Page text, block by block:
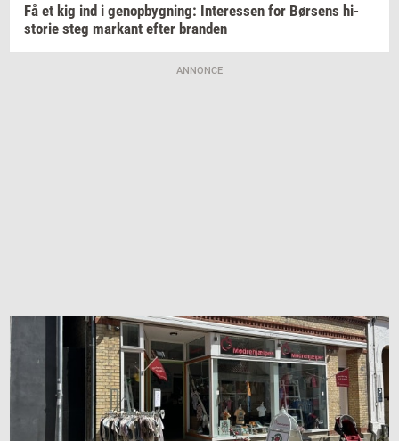
Få et kig ind i genop­byg­ning: In­ter­es­sen for Bør­sens hi­
sto­rie steg mar­kant efter bran­den
ANNONCE